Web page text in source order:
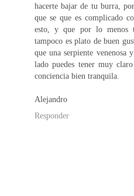
hacerte bajar de tu burra,
que se que es complicado
esto, y que por lo menos
tampoco es plato de buen
que una serpiente venenosa
lado puedes tener muy
conciencia bien tranquila.
Alejandro
Responder